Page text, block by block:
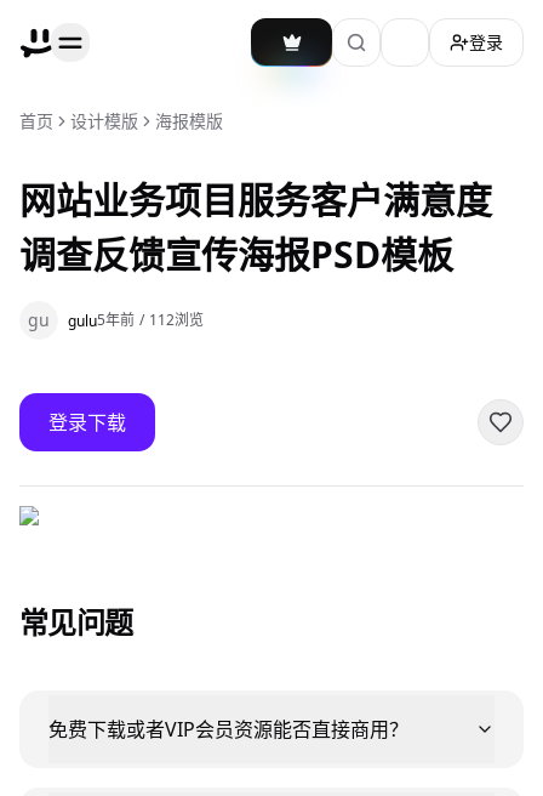
加载主题切换
登录
首页 设计模版 海报模版
网站业务项目服务客户满意度
调查反馈宣传海报PSD模板
gu gulu5年前 / 112浏览
登录下载
常见问题
免费下载或者VIP会员资源能否直接商用？